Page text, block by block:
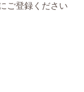
ご登録ください